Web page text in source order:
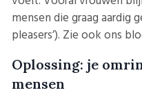
mensen die graag aardig
pleasers’). Zie ook ons
Oplossing: je
mensen